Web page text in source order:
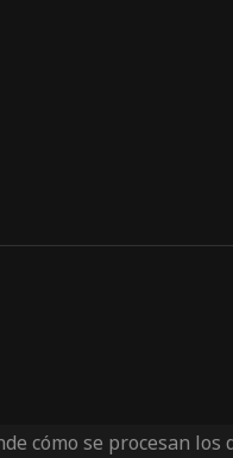
cómo se procesan los